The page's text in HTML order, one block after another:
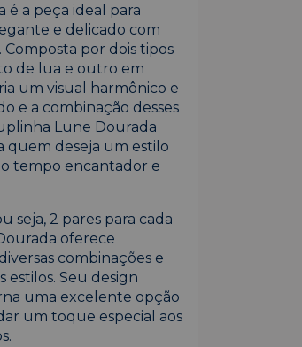
é a peça ideal para
e delicado com
por dois tipos
de lua e outro em
um visual harmônico e
e a combinação desses
Lune Dourada
quem deseja um estilo
tempo encantador e
seja, 2 pares para cada
oferece
combinações e
estilos. Seu design
uma excelente opção
um toque especial aos